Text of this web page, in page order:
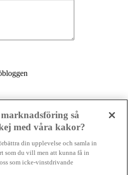
framåt genom nyhetsbevakning
vårt arbete – och vi hoppas att
hjälpa oss.
så
med våra kakor?
din upplevelse och samla in
som du vill men att kunna få in
som icke-vinstdrivande